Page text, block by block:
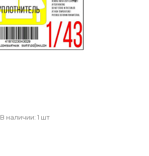
В наличии: 1 шт